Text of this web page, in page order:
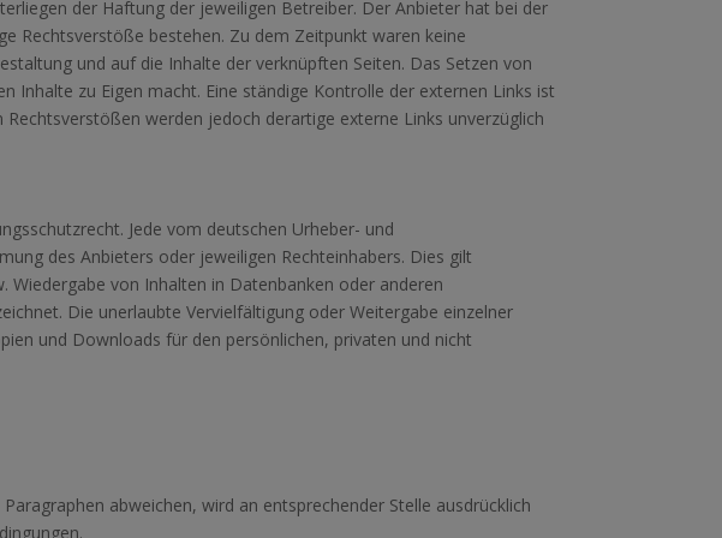
der Haftung der jeweiligen Betreiber. Der Anbieter hat bei der
Rechtsverstöße bestehen. Zu dem Zeitpunkt waren keine
und auf die Inhalte der verknüpften Seiten. Das Setzen von
Inhalte zu Eigen macht. Eine ständige Kontrolle der externen Links ist
werden jedoch derartige externe Links unverzüglich
Jede vom deutschen Urheber- und
des Anbieters oder jeweiligen Rechteinhabers. Dies gilt
Wiedergabe von Inhalten in Datenbanken oder anderen
Die unerlaubte Vervielfältigung oder Weitergabe einzelner
und Downloads für den persönlichen, privaten und nicht
abweichen, wird an entsprechender Stelle ausdrücklich